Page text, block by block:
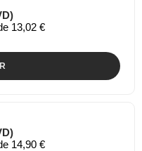
13,02 €
14,90 €